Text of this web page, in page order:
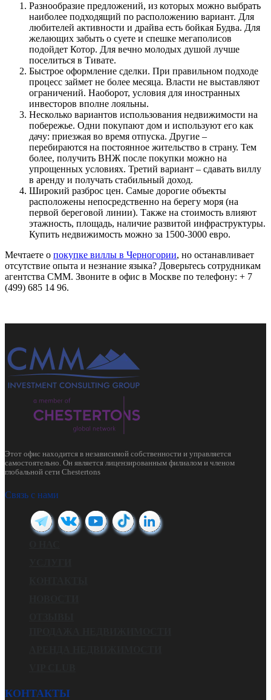
Разнообразие предложений, из которых можно выбрать
наиболее подходящий по расположению вариант. Для
любителей активности и драйва есть бойкая Будва. Для
желающих забыть о суете и спешке мегаполисов
подойдет Котор. Для вечно молодых душой лучше
поселиться в Тивате.
Быстрое оформление сделки. При правильном подходе
процесс займет не более месяца. Власти не выставляют
ограничений. Наоборот, условия для иностранных
инвесторов вполне лояльны.
Несколько вариантов использования недвижимости на
побережье. Одни покупают дом и используют его как
дачу: приезжая во время отпуска. Другие –
перебираются на постоянное жительство в страну. Тем
более, получить ВНЖ после покупки можно на
упрощенных условиях. Третий вариант – сдавать виллу
в аренду и получать стабильный доход.
Широкий разброс цен. Самые дорогие объекты
расположены непосредственно на берегу моря (на
первой береговой линии). Также на стоимость влияют
этажность, площадь, наличие развитой инфраструктуры.
Купить недвижимость можно за 1500-3000 евро.
Мечтаете о покупке виллы в Черногории, но останавливает
отсутствие опыта и незнание языка? Доверьтесь сотрудникам
агентства СММ. Звоните в офис в Москве по телефону: + 7
(499) 685 14 96.
Этот офис находится в независимой собственности и управляется
самостоятельно. Он является лицензированным филиалом и членом
глобальной сети Chestertons
Связь с нами
КОНТАКТЫ